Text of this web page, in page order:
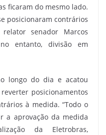
ficaram do mesmo lado.
posicionaram contrários
senador Marcos
no entanto, divisão em
longo do dia e acatou
posicionamentos
à medida. “Todo o
a aprovação da medida
da Eletrobras,